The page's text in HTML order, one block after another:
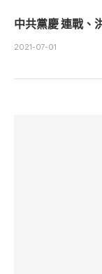
中共黨慶 連戰、
2021-07-01